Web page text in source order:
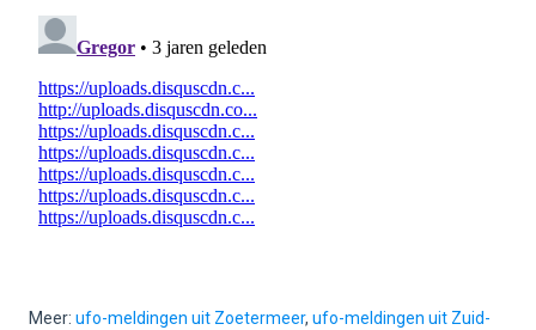
Meer: ufo-meldingen uit Zoetermeer, ufo-meldingen uit Zuid-